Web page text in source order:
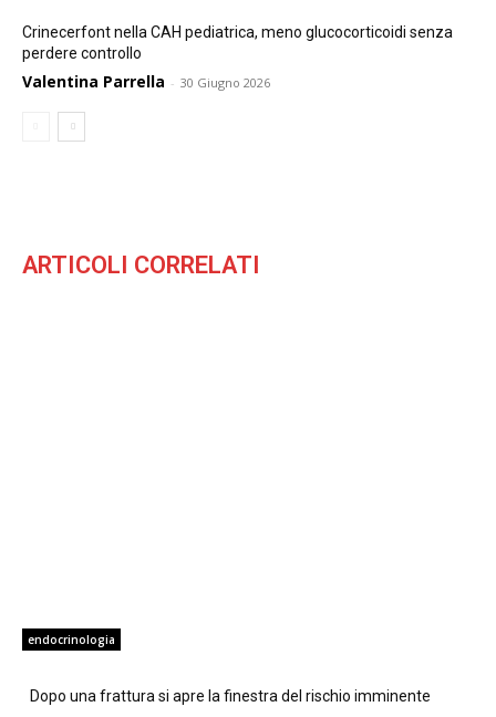
Crinecerfont nella CAH pediatrica, meno glucocorticoidi senza
perdere controllo
Valentina Parrella - 30 Giugno 2026
ARTICOLI CORRELATI
endocrinologia
Dopo una frattura si apre la finestra del rischio imminente